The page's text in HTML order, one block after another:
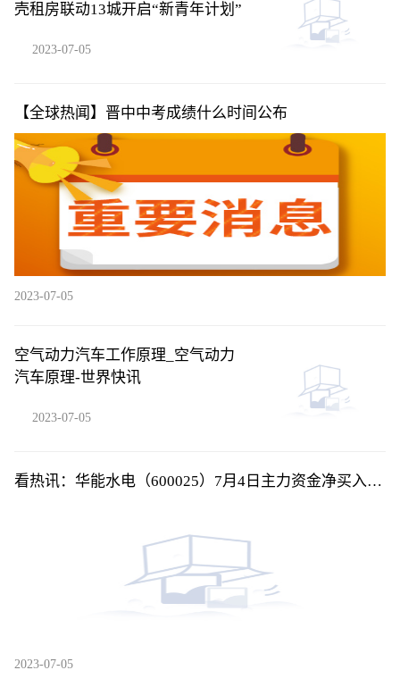
壳租房联动13城开启“新青年计划”
2023-07-05
【全球热闻】晋中中考成绩什么时间公布
2023-07-05
空气动力汽车工作原理_空气动力
汽车原理-世界快讯
2023-07-05
看热讯：华能水电（600025）7月4日主力资金净买入
2023-07-05